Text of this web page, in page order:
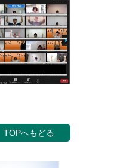
TOPへもどる